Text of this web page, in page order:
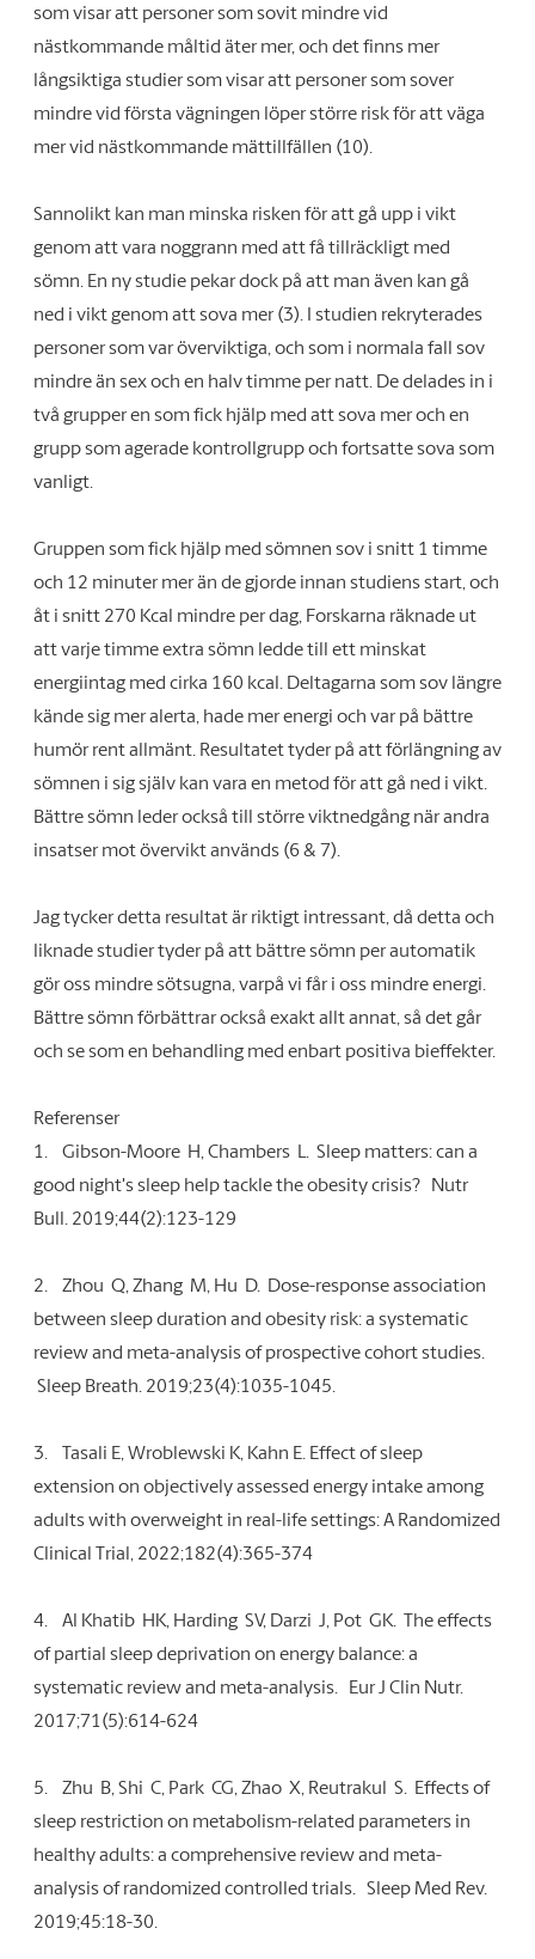
som visar att personer som sovit mindre vid
nästkommande måltid äter mer, och det finns mer
långsiktiga studier som visar att personer som sover
mindre vid första vägningen löper större risk för att väga
mer vid nästkommande mättillfällen (10).
Sannolikt kan man minska risken för att gå upp i vikt
genom att vara noggrann med att få tillräckligt med
sömn. En ny studie pekar dock på att man även kan gå
ned i vikt genom att sova mer (3). I studien rekryterades
personer som var överviktiga, och som i normala fall sov
mindre än sex och en halv timme per natt. De delades in i
två grupper en som fick hjälp med att sova mer och en
grupp som agerade kontrollgrupp och fortsatte sova som
vanligt.
Gruppen som fick hjälp med sömnen sov i snitt 1 timme
och 12 minuter mer än de gjorde innan studiens start, och
åt i snitt 270 Kcal mindre per dag, Forskarna räknade ut
att varje timme extra sömn ledde till ett minskat
energiintag med cirka 160 kcal. Deltagarna som sov längre
kände sig mer alerta, hade mer energi och var på bättre
humör rent allmänt. Resultatet tyder på att förlängning av
sömnen i sig själv kan vara en metod för att gå ned i vikt.
Bättre sömn leder också till större viktnedgång när andra
insatser mot övervikt används (6 & 7).
Jag tycker detta resultat är riktigt intressant, då detta och
liknade studier tyder på att bättre sömn per automatik
gör oss mindre sötsugna, varpå vi får i oss mindre energi.
Bättre sömn förbättrar också exakt allt annat, så det går
och se som en behandling med enbart positiva bieffekter.
Referenser
1.
Gibson-Moore H, Chambers L. Sleep matters: can a
good night's sleep help tackle the obesity crisis? Nutr
Bull. 2019;44(2):123-129
2.
Zhou Q, Zhang M, Hu D. Dose-response association
between sleep duration and obesity risk: a systematic
review and meta-analysis of prospective cohort studies.
Sleep Breath. 2019;23(4):1035-1045.
3.
Tasali E, Wroblewski K, Kahn E. Effect of sleep
extension on objectively assessed energy intake among
adults with overweight in real-life settings: A Randomized
Clinical Trial, 2022;182(4):365-374
4.
Al Khatib HK, Harding SV, Darzi J, Pot GK. The effects
of partial sleep deprivation on energy balance: a
systematic review and meta-analysis. Eur J Clin Nutr.
2017;71(5):614-624
5.
Zhu B, Shi C, Park CG, Zhao X, Reutrakul S. Effects of
sleep restriction on metabolism-related parameters in
healthy adults: a comprehensive review and meta-
analysis of randomized controlled trials. Sleep Med Rev.
2019;45:18-30.